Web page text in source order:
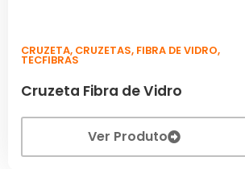
CRUZETA, CRUZETAS, FIBRA DE VIDRO,
TECFIBRAS
Cruzeta Fibra de Vidro
Ver Produto